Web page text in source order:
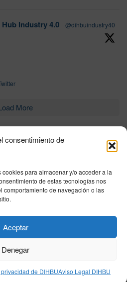
consentimiento de
para almacenar y/o acceder a la
de estas tecnologías nos
comportamiento de navegación o las
Aceptar
Denegar
de DIHBUAviso Legal DIHBU
Industry 4.0
@dihbuindustry40
More
Policy|DNSH|Home
DIHBU 2026